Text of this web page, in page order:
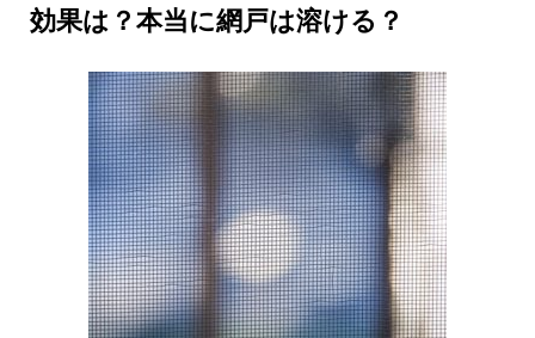
効果は？本当に網戸は溶ける？